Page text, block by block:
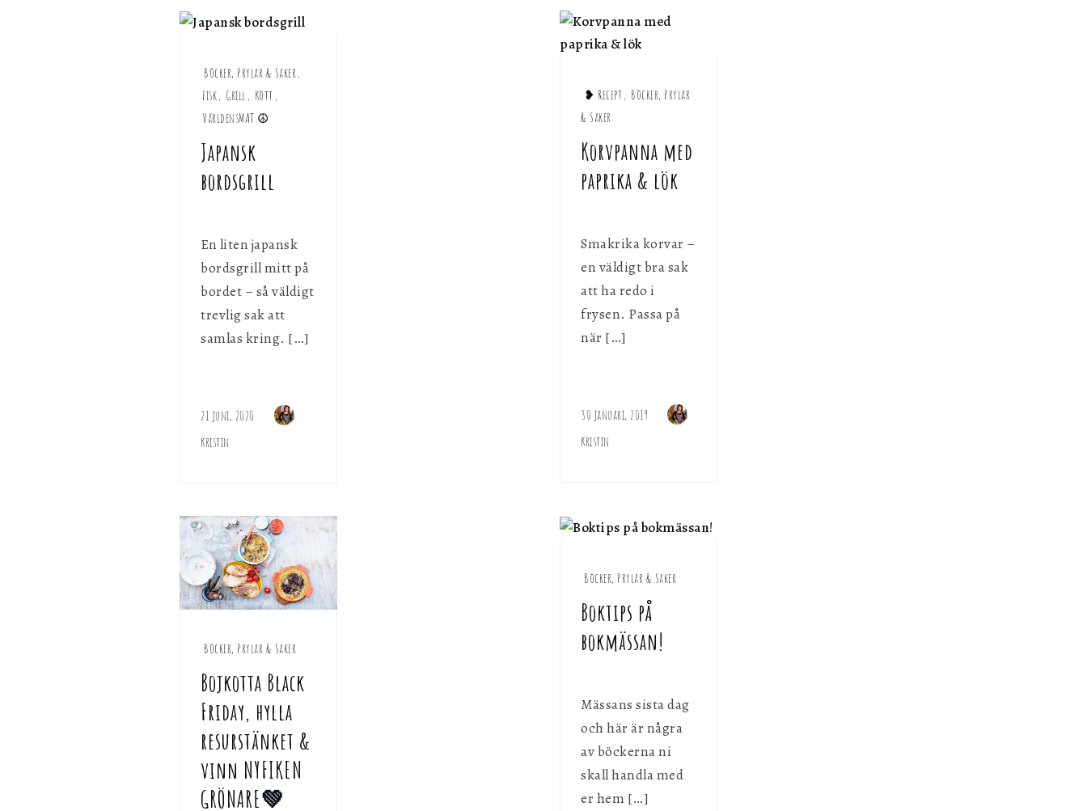
Saker
Böcker, Prylar & Saker,
Fisk, Grill , Kött ,
VärldensMAT ☮︎
Japansk
bordsgrill
En liten japansk
bordsgrill mitt på
bordet – så väldigt
trevlig sak att
samlas kring. […]
21 juni, 2020
Kristin
❥ Recept, Böcker, Prylar
& Saker
Korvpanna med
paprika & lök
Smakrika korvar –
en väldigt bra sak
att ha redo i
frysen. Passa på
när […]
30 januari, 2019
Kristin
Böcker, Prylar & Saker
Bojkotta Black
Friday, hylla
resurstänket &
vinn NYFIKEN
GRÖNARE💚
Böcker, Prylar & Saker
Boktips på
bokmässan!
Mässans sista dag
och här är några
av böckerna ni
skall handla med
er hem […]
Genom att dela ditt surfbeteende på vår webbplats kan vi ge dig
personligt innehåll och erbjudanden.